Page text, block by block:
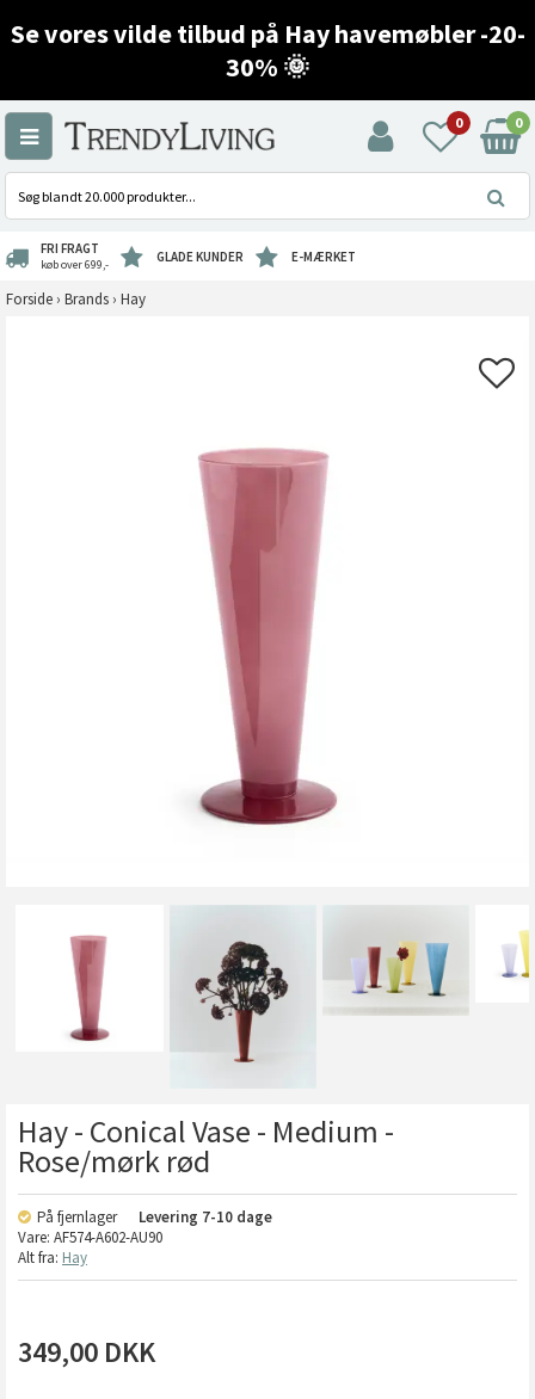
Se vores vilde tilbud på Hay havemøbler -20-
30% 🌞
0 0
FRI FRAGT
køb over 699,- GLADE KUNDER E-MÆRKET
Forside › Brands › Hay
Hay - Conical Vase - Medium -
Rose/mørk rød
På fjernlager Levering 7-10 dage
Vare: AF574-A602-AU90
Alt fra: Hay
349,00 DKK